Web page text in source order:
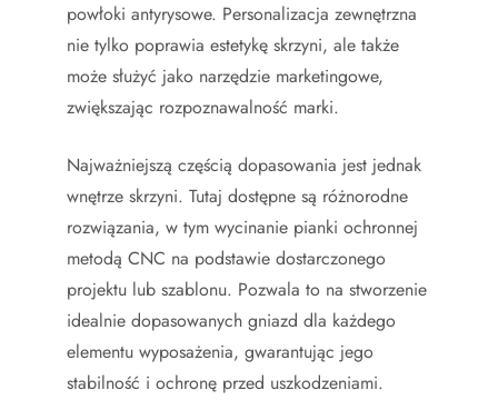
powłoki antyrysowe. Personalizacja zewnętrzna
nie tylko poprawia estetykę skrzyni, ale także
może służyć jako narzędzie marketingowe,
zwiększając rozpoznawalność marki.
Najważniejszą częścią dopasowania jest jednak
wnętrze skrzyni. Tutaj dostępne są różnorodne
rozwiązania, w tym wycinanie pianki ochronnej
metodą CNC na podstawie dostarczonego
projektu lub szablonu. Pozwala to na stworzenie
idealnie dopasowanych gniazd dla każdego
elementu wyposażenia, gwarantując jego
stabilność i ochronę przed uszkodzeniami.